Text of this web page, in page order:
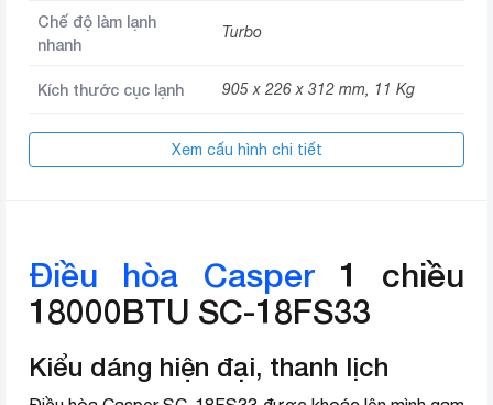
Chế độ làm lạnh
nhanh
Turbo
Kích thước cục lạnh 905 x 226 x 312 mm, 11 Kg
Kích thước cục nóng 860 x 315 x 545 mm, 35 Kg
Năm ra mắt 2022
Xem cấu hình chi tiết
Điều hòa Casper1 chiều
18000BTU SC-18FS33
Kiểu dáng hiện đại, thanh lịch